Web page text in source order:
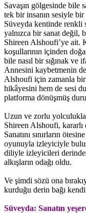
Savaşın gölgesinde bile
tek bir insanın sesiyle
Süveyda kentinde renkli
yalnızca bir sanat değil,
Shireen Alshoufi’ye ait.
koşullarının içinden
bile nasıl bir sığınak ve
Annesini kaybetmenin
Alshoufi için zamanla bir
hikâyesini hem de sesi
platforma dönüşmüş
Uzun ve zorlu
Shireen Alshoufi, kararlı
Sanatını sınırların
oyunuyla izleyiciyle
diliyle izleyicileri
alkışların odağı oldu.
Ve şimdi sözü ona
kurduğu derin bağı
Süveyda: Sanatın